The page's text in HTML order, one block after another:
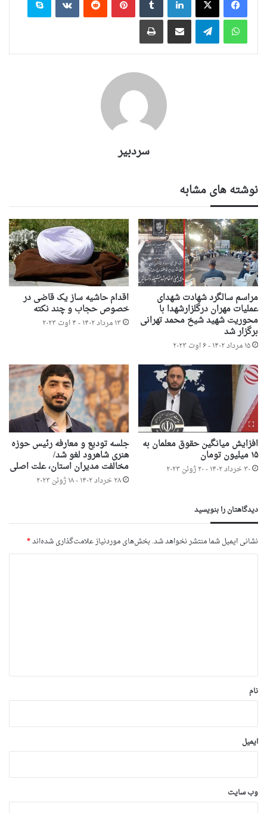
واتس آپ
تلگرام اشتراک گذاری از طریق ایمیل چاپ
سردبیر
نوشته های مشابه
مراسم سالگرد شهادت شهدای
عملیات مهران درگلزارشهدا با
محوریت شهید شیخ محمد تهرانی
برگزار شد
۱۵ مرداد ۱۴۰۲ - ۶ اوت ۲۰۲۳
اقدام حاشیه ساز یک قاضی در
خصوص حجاب و چند نکته
۱۳ مرداد ۱۴۰۲ - ۴ اوت ۲۰۲۳
افزایش میانگین حقوق معلمان به
۱۵ میلیون تومان
۳۰ خرداد ۱۴۰۲ - ۲۰ ژوئن ۲۰۲۳
جلسه تودیع و معارفه رئیس حوزه
هنری شاهرود لغو شد/
مخالفت مدیران استان، علت اصلی
۲۸ خرداد ۱۴۰۲ - ۱۸ ژوئن ۲۰۲۳
دیدگاهتان را بنویسید
نشانی ایمیل شما منتشر نخواهد شد.بخش‌های موردنیاز علامت‌گذاری شده‌اند*
نام
ایمیل
وب‌ سایت